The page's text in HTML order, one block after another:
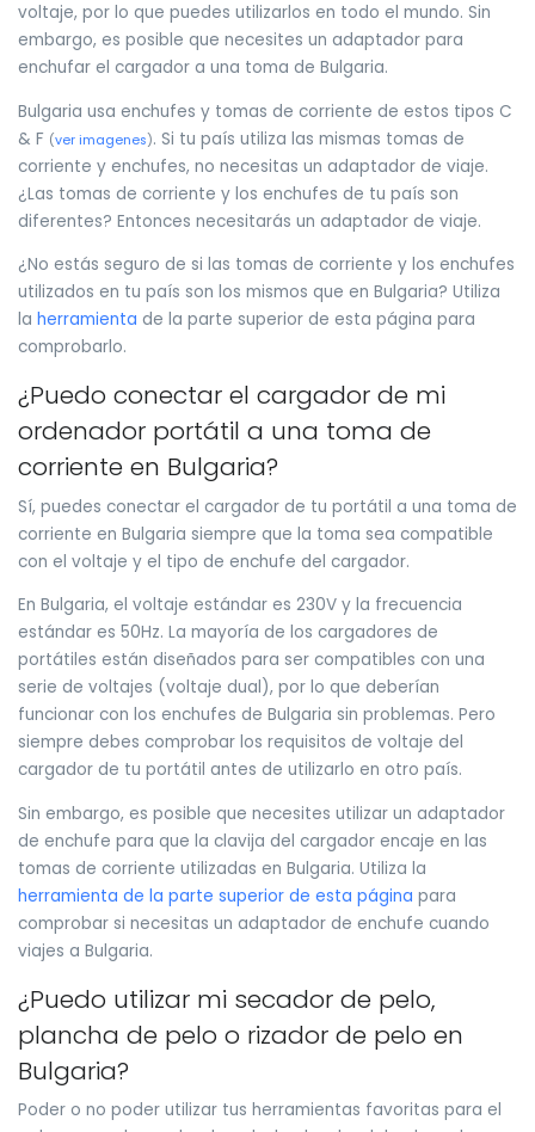
voltaje, por lo que puedes utilizarlos en todo el mundo. Sin
embargo, es posible que necesites un adaptador para
enchufar el cargador a una toma de Bulgaria.
Bulgaria usa enchufes y tomas de corriente de estos tipos C
& F (ver imagenes). Si tu país utiliza las mismas tomas de
corriente y enchufes, no necesitas un adaptador de viaje.
¿Las tomas de corriente y los enchufes de tu país son
diferentes? Entonces necesitarás un adaptador de viaje.
¿No estás seguro de si las tomas de corriente y los enchufes
utilizados en tu país son los mismos que en Bulgaria? Utiliza
la herramienta de la parte superior de esta página para
comprobarlo.
¿Puedo conectar el cargador de mi
ordenador portátil a una toma de
corriente en Bulgaria?
Sí, puedes conectar el cargador de tu portátil a una toma de
corriente en Bulgaria siempre que la toma sea compatible
con el voltaje y el tipo de enchufe del cargador.
En Bulgaria, el voltaje estándar es 230V y la frecuencia
estándar es 50Hz. La mayoría de los cargadores de
portátiles están diseñados para ser compatibles con una
serie de voltajes (voltaje dual), por lo que deberían
funcionar con los enchufes de Bulgaria sin problemas. Pero
siempre debes comprobar los requisitos de voltaje del
cargador de tu portátil antes de utilizarlo en otro país.
Sin embargo, es posible que necesites utilizar un adaptador
de enchufe para que la clavija del cargador encaje en las
tomas de corriente utilizadas en Bulgaria. Utiliza la
herramienta de la parte superior de esta página para
comprobar si necesitas un adaptador de enchufe cuando
viajes a Bulgaria.
¿Puedo utilizar mi secador de pelo,
plancha de pelo o rizador de pelo en
Bulgaria?
Poder o no poder utilizar tus herramientas favoritas para el